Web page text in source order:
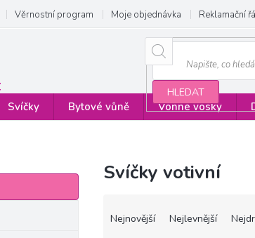
Věrnostní program Moje objednávka Reklamační
HLEDAT
Svíčky Bytové vůně Vonné vosky
Svíčky votivní
Nejnovější Nejlevnější